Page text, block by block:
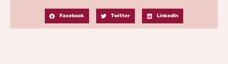
Facebook Twitter LinkedIn